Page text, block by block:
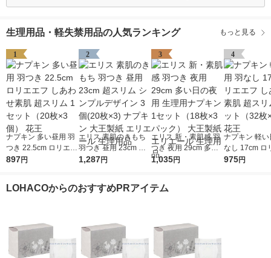
生理用品・軽失禁用品の人気ランキング もっと見る
1
ナプキン 多い昼用 羽
つき 22.5cm ロリエエ
フ しあわせ素肌 超ス
897円
2
エリス 素肌のきもち
羽つき 昼用 23cm 超
スリム シンプルデザ
エール 生理用品
1,287円
3
エリス 新・素肌感 羽
つき 夜用 29cm 多い
日の夜用 生理用ナプ
エリエール 生理用品
1,035円
4
ナプキン 軽い
なし 17cm ロ
しあわせ素肌
975円
LOHACOからのおすすめPRアイテム